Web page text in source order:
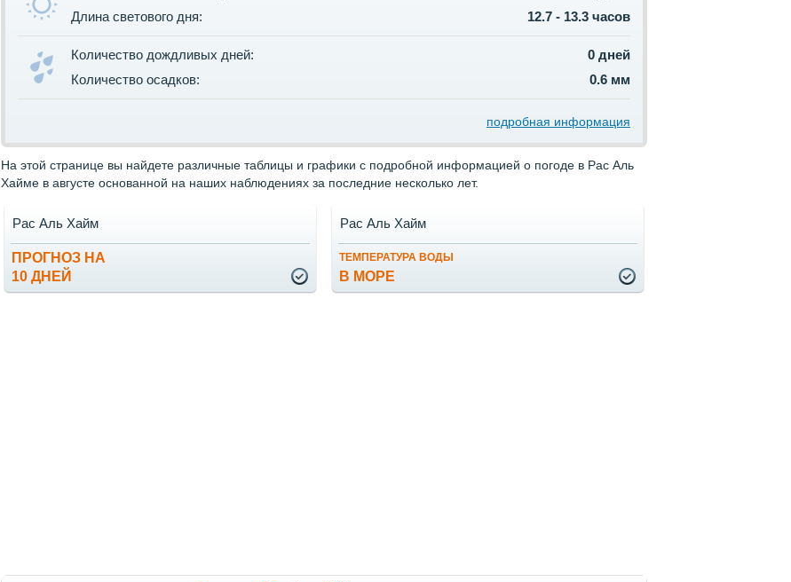
Длина светового дня:
12.7 - 13.3 часов
Количество дождливых дней:
0 дней
Количество осадков:
0.6 мм
подробная информация
На этой странице вы найдете различные таблицы и графики с подробной информацией о погоде в Рас Аль
Хайме в августе основанной на наших наблюдениях за последние несколько лет.
ПРОГНОЗ НА
10 ДНЕЙ
Рас Аль Хайм
ТЕМПЕРАТУРА ВОДЫ
В МОРЕ
Рас Аль Хайм